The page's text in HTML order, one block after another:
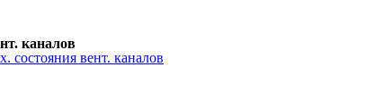
каналов
состояния вент. каналов